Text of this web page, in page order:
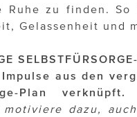
Ruhe zu finden.
Gelassenheit und
aus den
Plan verknüpft.
motiviere dazu,